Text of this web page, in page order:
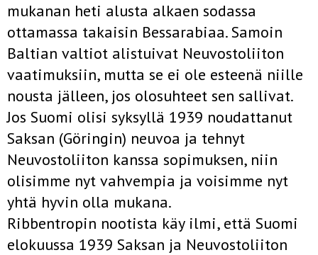
mukanan heti alusta alkaen sodassa
ottamassa takaisin Bessarabiaa. Samoin
Baltian valtiot alistuivat Neuvostoliiton
vaatimuksiin, mutta se ei ole esteenä niille
nousta jälleen, jos olosuhteet sen sallivat.
Jos Suomi olisi syksyllä 1939 noudattanut
Saksan (Göringin) neuvoa ja tehnyt
Neuvostoliiton kanssa sopimuksen, niin
olisimme nyt vahvempia ja voisimme nyt
yhtä hyvin olla mukana.
Ribbentropin nootista käy ilmi, että Suomi
elokuussa 1939 Saksan ja Neuvostoliiton